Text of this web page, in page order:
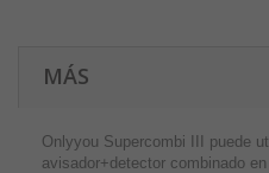
MÁS
Onlyyou Supercombi III puede
avisador+detector combinado